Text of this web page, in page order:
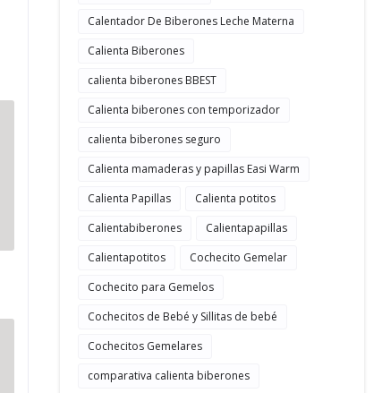
Calentador De Biberones Leche Materna
Calienta Biberones
calienta biberones BBEST
Calienta biberones con temporizador
calienta biberones seguro
Calienta mamaderas y papillas Easi Warm
Calienta Papillas
Calienta potitos
Calientabiberones
Calientapapillas
Calientapotitos
Cochecito Gemelar
Cochecito para Gemelos
Cochecitos de Bebé y Sillitas de bebé
Cochecitos Gemelares
comparativa calienta biberones